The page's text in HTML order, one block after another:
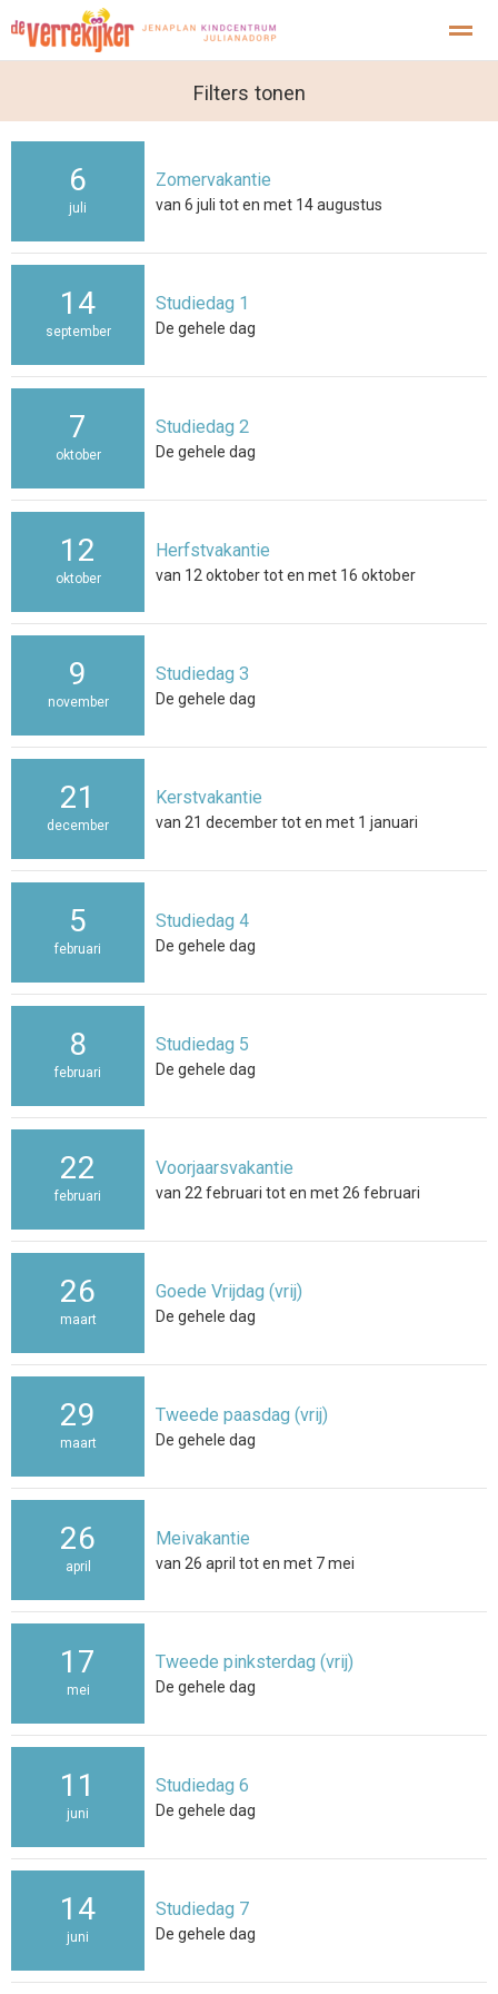
Home Zoeken Foto's
Filters tonen
6
juli
Zomervakantie
van 6 juli tot en met 14 augustus
14
september
Studiedag 1
De gehele dag
7
oktober
Studiedag 2
De gehele dag
12
oktober
Herfstvakantie
van 12 oktober tot en met 16 oktober
9
november
Studiedag 3
De gehele dag
21
december
Kerstvakantie
van 21 december tot en met 1 januari
5
februari
Studiedag 4
De gehele dag
8
februari
Studiedag 5
De gehele dag
22
februari
Voorjaarsvakantie
van 22 februari tot en met 26 februari
26
maart
Goede Vrijdag (vrij)
De gehele dag
29
maart
Tweede paasdag (vrij)
De gehele dag
26
april
Meivakantie
van 26 april tot en met 7 mei
17
mei
Tweede pinksterdag (vrij)
De gehele dag
11
juni
Studiedag 6
De gehele dag
14
juni
Studiedag 7
De gehele dag